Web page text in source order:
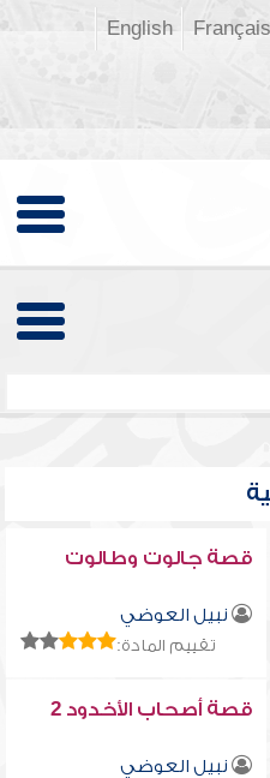
Français
English
قصة جالوت وطالوت
نبيل العوضي
تقييم المادة:
قصة أصحاب الأخدود 2
نبيل العوضي